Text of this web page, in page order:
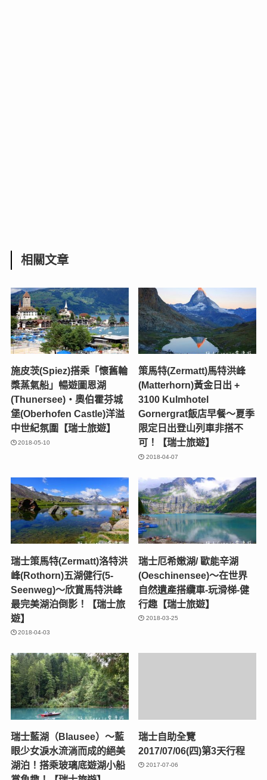
相關文章
施皮茨(Spiez)搭乘「懷舊輪
槳蒸氣船」暢遊圖恩湖
(Thunersee)‧奧伯霍芬城
堡(Oberhofen Castle)洋溢
中世紀氛圍【瑞士旅遊】
2018-05-10
策馬特(Zermatt)馬特洪峰
(Matterhorn)黃金日出 +
3100 Kulmhotel
Gornergrat飯店早餐～夏季
限定日出登山列車非搭不
可！【瑞士旅遊】
2018-04-07
瑞士策馬特(Zermatt)洛特洪
峰(Rothorn)五湖健行(5-
Seenweg)～欣賞馬特洪峰
最完美湖泊倒影！【瑞士旅
遊】
2018-04-03
瑞士厄希嫩湖/ 歐能辛湖
(Oeschinensee)～在世界
自然遺產搭纜車-玩滑梯-健
行趣【瑞士旅遊】
2018-03-25
瑞士藍湖（Blausee）～藍
眼少女淚水流淌而成的絕美
湖泊！搭乘玻璃底遊湖小船
瑞士自助全覽
2017/07/06(四)第3天行程
2017-07-06